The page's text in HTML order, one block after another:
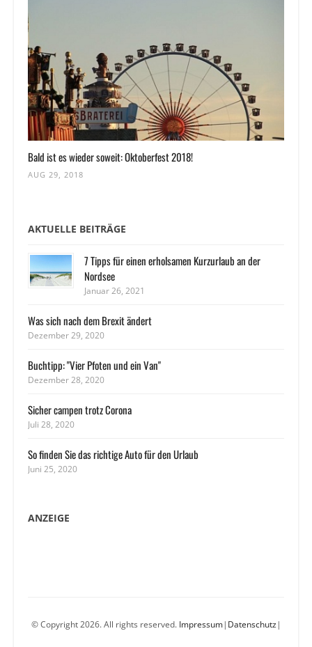
Bald ist es wieder soweit: Oktoberfest 2018!
AUG 29, 2018
AKTUELLE BEITRÄGE
7 Tipps für einen erholsamen Kurzurlaub an der
Nordsee
Januar 26, 2021
Was sich nach dem Brexit ändert
Dezember 29, 2020
Buchtipp: "Vier Pfoten und ein Van"
Dezember 28, 2020
Sicher campen trotz Corona
Juli 28, 2020
So finden Sie das richtige Auto für den Urlaub
Juni 25, 2020
ANZEIGE
© Copyright 2026. All rights reserved. Impressum| Datenschutz|